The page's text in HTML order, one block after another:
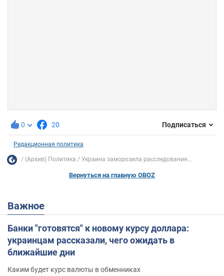
0 20 Подписаться
Редакционная политика
(Архив) Политика Украина заморозила расследования...
Вернуться на главную OBOZ
Важное
Банки "готовятся" к новому курсу доллара:
украинцам рассказали, чего ожидать в
ближайшие дни
Каким будет курс валюты в обменниках